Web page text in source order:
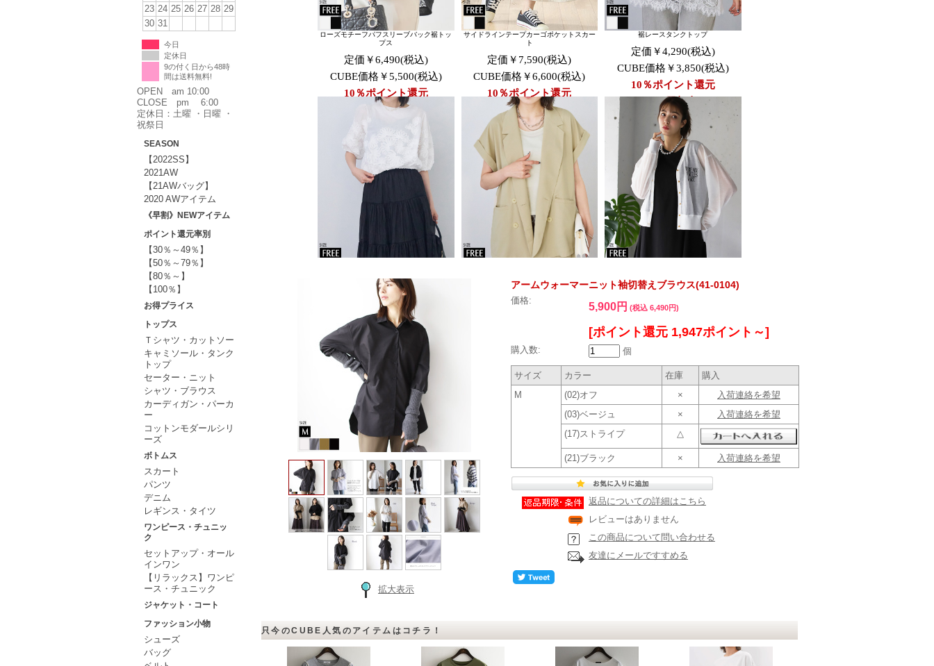
23 24 25 26 27 28 29
30 31
今日
定休日
9の付く日から48時
間は送料無料!
OPEN am 10:00
CLOSE pm 6:00
定休日：土曜 ・日曜 ・
祝祭日
SEASON
【2022SS】
2021AW
【21AWバッグ】
2020 AWアイテム
《早割》NEWアイテム
ポイント還元率別
【30％～49％】
【50％～79％】
【80％～】
【100％】
お得プライス
トップス
Ｔシャツ・カットソー
キャミソール・タンク
トップ
セーター・ニット
シャツ・ブラウス
カーディガン・パーカ
ー
コットンモダールシリ
ーズ
ボトムス
スカート
パンツ
デニム
レギンス・タイツ
ワンピース・チュニッ
ク
セットアップ・オール
インワン
【リラックス】ワンピ
ース・チュニック
ジャケット・コート
ファッション小物
シューズ
バッグ
拡大表示
アームウォーマーニット袖切替えブラウス(41-0104)
価格:
5,900円 (税込 6,490円)
[ポイント還元 1,947ポイント～]
購入数: 個
サイズ カラー 在庫
購入
M
(02)オフ ×
入荷連絡を希望
(03)ベージュ
×
入荷連絡を希望
(17)ストライプ
△
(21)ブラック × 入荷連絡を希望
返品についての詳細はこちら
レビューはありません
この商品について問い合わせる
友達にメールですすめる
只今のCUBE人気のアイテムはコチラ！